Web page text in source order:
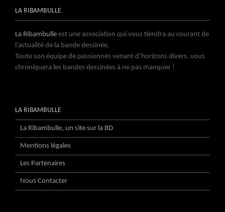
LA RIBAMBULLE
La Ribambulle est une association qui vous tiendra au courant de
l’actualité de la bande dessinée.
Toute son équipe de passionnés venant d’horizons divers, vous
chroniquera les bandes dessinées à ne pas manquer !
LA RIBAMBULLE
La Ribambulle, un site sur la BD
Mentions légales
Les Partenaires
Nous Contacter